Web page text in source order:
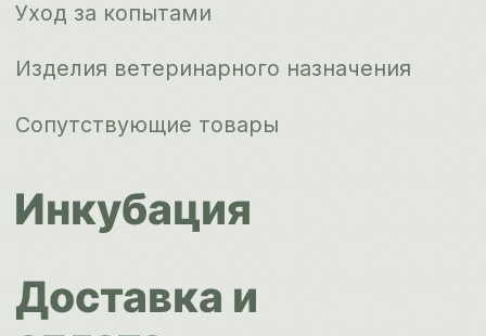
ips66@bk.ru
+7 343 264
51 17© ИПС «Сведловская» 2023
Политика конфиденциальности
Согласие на обработку